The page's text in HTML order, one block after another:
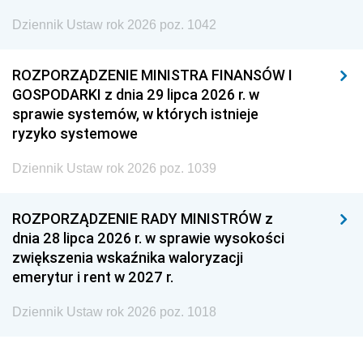
Dziennik Ustaw rok 2026 poz. 1042
ROZPORZĄDZENIE MINISTRA FINANSÓW I
GOSPODARKI z dnia 29 lipca 2026 r. w
sprawie systemów, w których istnieje
ryzyko systemowe
Dziennik Ustaw rok 2026 poz. 1039
ROZPORZĄDZENIE RADY MINISTRÓW z
dnia 28 lipca 2026 r. w sprawie wysokości
zwiększenia wskaźnika waloryzacji
emerytur i rent w 2027 r.
Dziennik Ustaw rok 2026 poz. 1018